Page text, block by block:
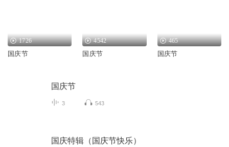
1726
国庆节
4542
国庆节
465
国庆节
国庆节
3 543
国庆特辑（国庆节快乐）